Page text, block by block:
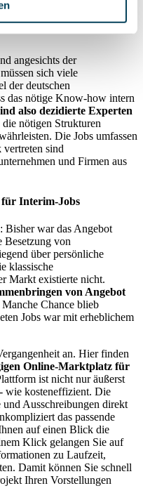
besser
und der Bedarf wird
angesichts der
sich viele
der deutschen
das nötige Know-how intern
also dezidierte Experten
nötigen Strukturen
Die Jobs umfassen
vertreten sind
und Firmen aus
Interim-Jobs
Bisher war das Angebot
Besetzung von
über persönliche
klassische
Markt existierte nicht.
von Angebot
Manche Chance blieb
Jobs war mit erheblichem
an. Hier finden
Online-Marktplatz für
ist nicht nur äußerst
wie kosteneffizient. Die
Ausschreibungen direkt
das passende
auf einen Blick die
Klick gelangen Sie auf
zu Laufzeit,
Damit können Sie schnell
Ihren Vorstellungen